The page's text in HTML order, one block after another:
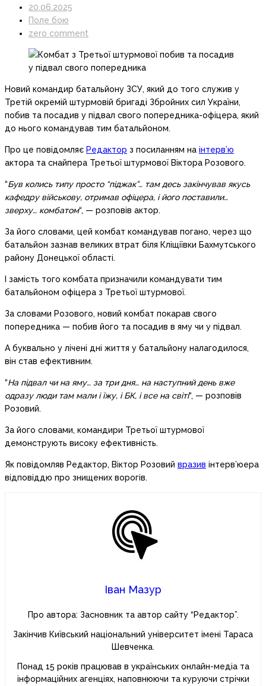
20.06.2025
Поле бою
zero comment
Новий командир батальйону ЗСУ, який до того служив у
Третій окремій штурмовій бригаді Збройних сил України,
побив та посадив у підвал свого попередника-офіцера, який
до нього командував тим батальйоном.
Про це повідомляє Редактор з посиланням на інтерв’ю
актора та снайпера Третьої штурмової Віктора Розового.
“Був колись типу просто “піджак”… там десь закінчував якусь
кафедру військову, отримав офіцера, і його поставили…
зверху… комбатом“, — розповів актор.
За його словами, цей комбат командував погано, через що
батальйон зазнав великих втрат біля Кліщіївки Бахмутського
району Донецької області.
І замість того комбата призначили командувати тим
батальйоном офіцера з Третьої штурмової.
За словами Розового, новий комбат покарав свого
попередника — побив його та посадив в яму чи у підвал.
А буквально у лічені дні життя у батальйону налагодилося,
він став ефективним.
“На підвал чи на яму… за три дня… на наступний день вже
одразу люди там мали і їжу, і БК, і все на світі“, — розповів
Розовий.
За його словами, командири Третьої штурмової
демонструють високу ефективність.
Як повідомляв Редактор, Віктор Розовий вразив інтерв’юера
відповіддю про знищених ворогів.
Іван Мазур
Про автора: Засновник та автор сайту “Редактор”.
Закінчив Київський національний університет імені Тараса
Шевченка.
Понад 15 років працював в українських онлайн-медіа та
інформаційних агенціях, наповнюючи та куруючи стрічки